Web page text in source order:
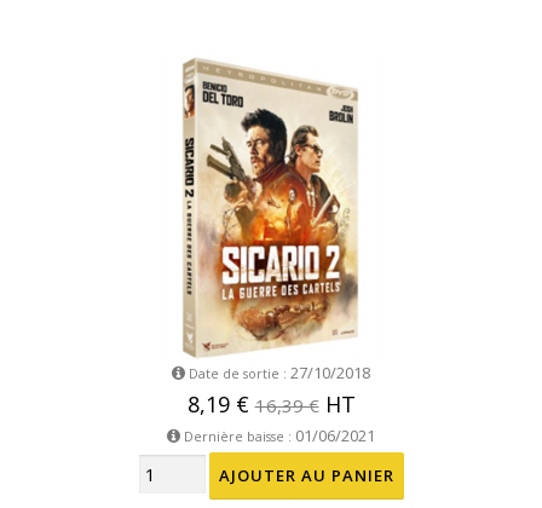
Date de sortie : 27/10/2018
8,19 €16,39 €HT
Dernière baisse : 01/06/2021